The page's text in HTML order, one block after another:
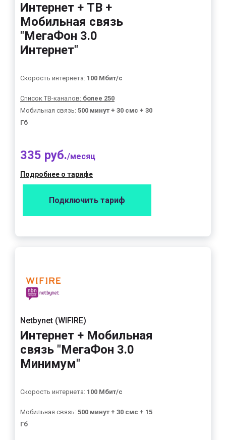
Интернет + ТВ +
Мобильная связь
"МегаФон 3.0
Интернет"
Скорость интернета: 100 Мбит/с
Список ТВ-каналов: более 250
Мобильная связь: 500 минут + 30 смс + 30
Гб
335 руб./месяц
Подробнее о тарифе
Подключить тариф
Netbynet (WIFIRE)
Интернет + Мобильная
связь "МегаФон 3.0
Минимум"
Скорость интернета: 100 Мбит/с
Мобильная связь: 500 минут + 30 смс + 15
Гб